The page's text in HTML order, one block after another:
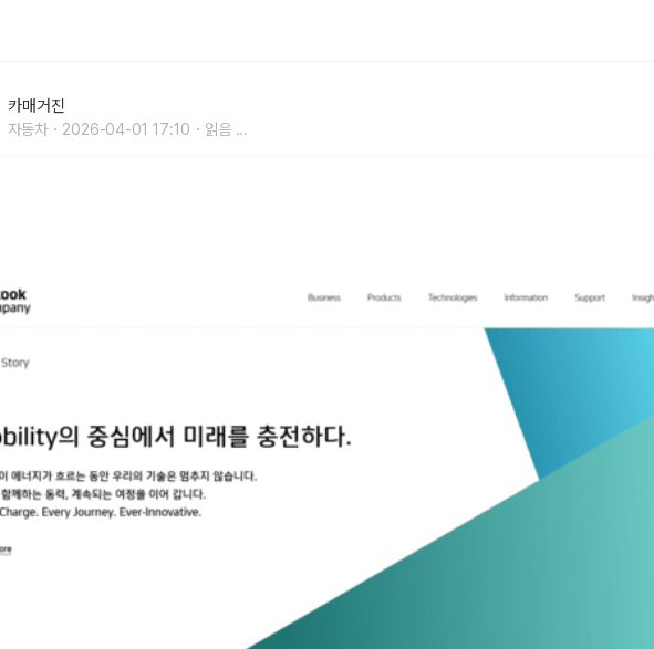
카매거진
자동차 2026-04-01 17:10 읽음 ...